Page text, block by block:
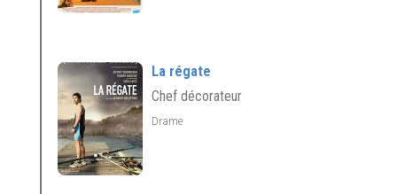
La régate
Chef décorateur
Drame